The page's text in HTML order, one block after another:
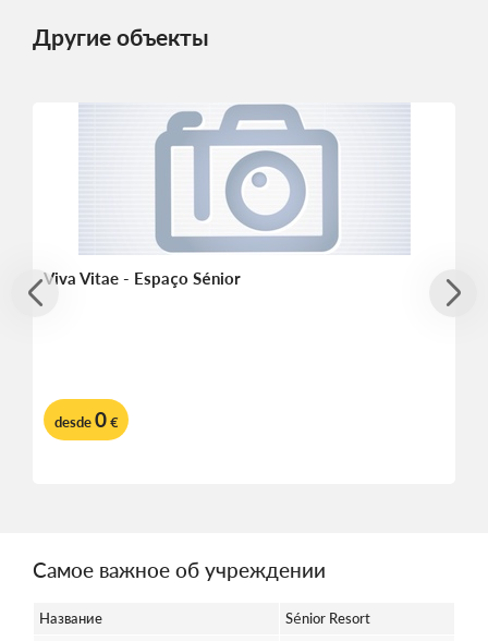
Другие объекты
Viva Vitae - Espaço Sénior
desde0€
Самое важное об учреждении
Название
Sénior Resort